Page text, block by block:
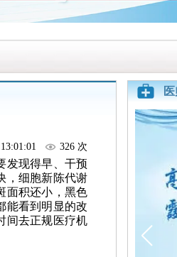
13:01:01 326 次
发现得早、干预
，细胞新陈代谢
面积还小，黑色
能看到明显的改
间去正规医疗机
医